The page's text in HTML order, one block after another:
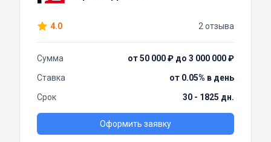
4.0 2 отзыва
Сумма
от 50 000 ₽ до 3 000 000 ₽
Ставка
от 0.05% в день
Срок
30 - 1825 дн.
Оформить заявку